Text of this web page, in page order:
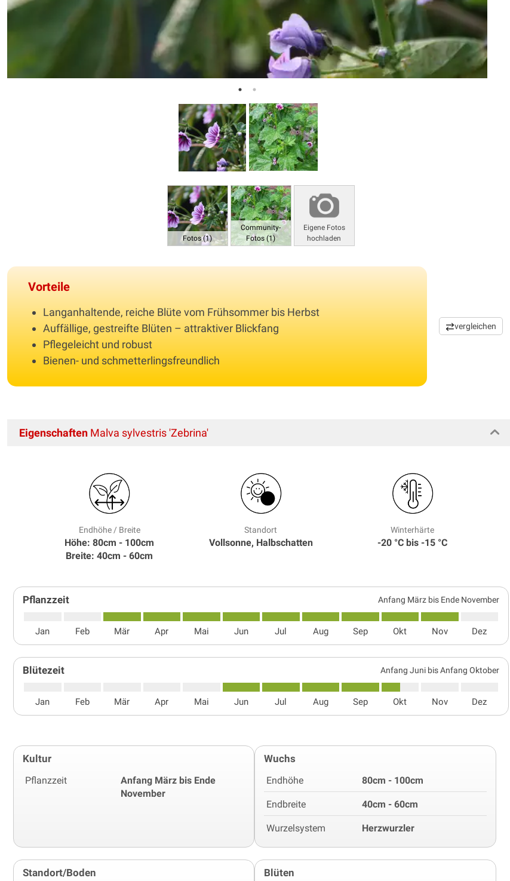
Fotos (1)
Community-
Fotos (1)
Eigene Fotos
hochladen
Vorteile
Langanhaltende, reiche Blüte vom Frühsommer bis Herbst
Auffällige, gestreifte Blüten – attraktiver Blickfang
Pflegeleicht und robust
Bienen- und schmetterlingsfreundlich
vergleichen
Eigenschaften Malva sylvestris 'Zebrina'
Endhöhe / Breite
Höhe: 80cm - 100cm
Breite: 40cm - 60cm
Standort
Vollsonne, Halbschatten
Winterhärte
-20 °C bis -15 °C
Pflanzzeit Anfang März bis Ende November
Jan Feb Mär Apr Mai Jun Jul Aug Sep Okt Nov Dez
Blütezeit Anfang Juni bis Anfang Oktober
Jan Feb Mär Apr Mai Jun Jul Aug Sep Okt Nov Dez
Kultur
Pflanzzeit
Anfang März bis Ende
November
Wuchs
Endhöhe 80cm - 100cm
Endbreite 40cm - 60cm
Wurzelsystem Herzwurzler
Standort/Boden Blüten